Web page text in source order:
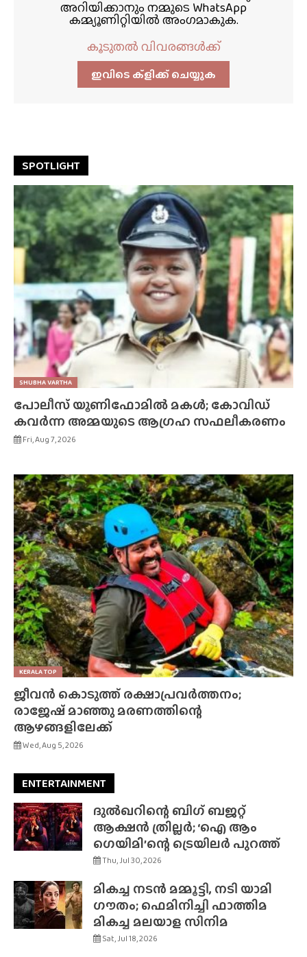
അറിയിക്കാനും നമ്മുടെ WhatsApp
കമ്മ്യൂണിറ്റിയിൽ അംഗമാകുക.
കൂടുതൽ വിവരങ്ങൾക്ക്
ഇവിടെ ക്ളിക്ക്‌ ചെയ്യുക
SPOTLIGHT
SHUBHA VARTHA
പോലീസ് യൂണിഫോമിൽ മകൾ; കോവിഡ്
കവർന്ന അമ്മയുടെ ആഗ്രഹ സഫലീകരണം
Fri, Aug 7, 2026
KERALA TOP
ജീവൻ കൊടുത്ത് രക്ഷാപ്രവർത്തനം;
രാജേഷ് മാഞ്ഞു മരണത്തിന്റെ
ആഴങ്ങളിലേക്ക്
Wed, Aug 5, 2026
ENTERTAINMENT
ദുൽഖറിന്റെ ബിഗ് ബജറ്റ്
ആക്ഷൻ ത്രില്ലർ; ‘ഐ ആം
ഗെയിമി’ന്റെ ട്രെയിലർ പുറത്ത്
Thu, Jul 30, 2026
മികച്ച നടൻ മമ്മൂട്ടി, നടി യാമി
ഗൗതം; ഫെമിനിച്ചി ഫാത്തിമ
മികച്ച മലയാള സിനിമ
Sat, Jul 18, 2026